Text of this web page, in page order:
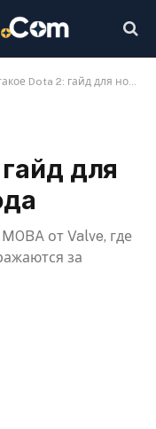
Dota 2: гайд для новичков 2026 года
для
от Valve, где
за